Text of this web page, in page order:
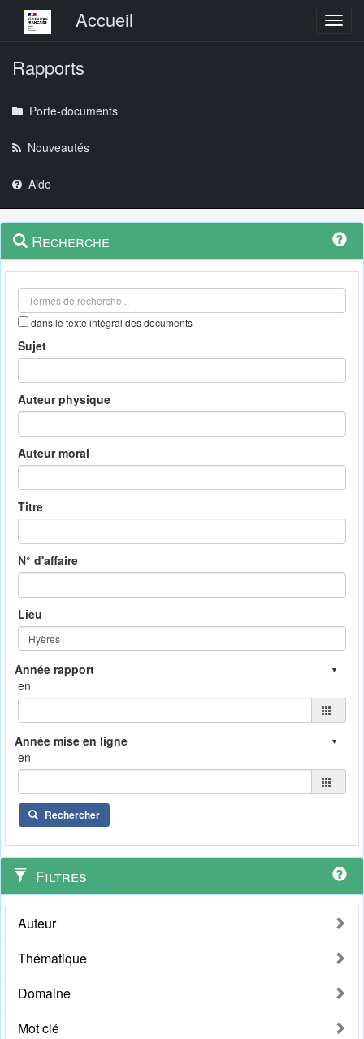
Menu principalAccueil
Rapports
Porte-documents
Nouveautés
Aide
Navigation
outils
Menu
contextuel
Recherche
dans le texte intégral des documents
Sujet
Auteur physique
Auteur moral
Titre
N° d'affaire
Lieu
en
en
Rechercher
Filtres
Auteur
Thématique
Domaine
Mot clé